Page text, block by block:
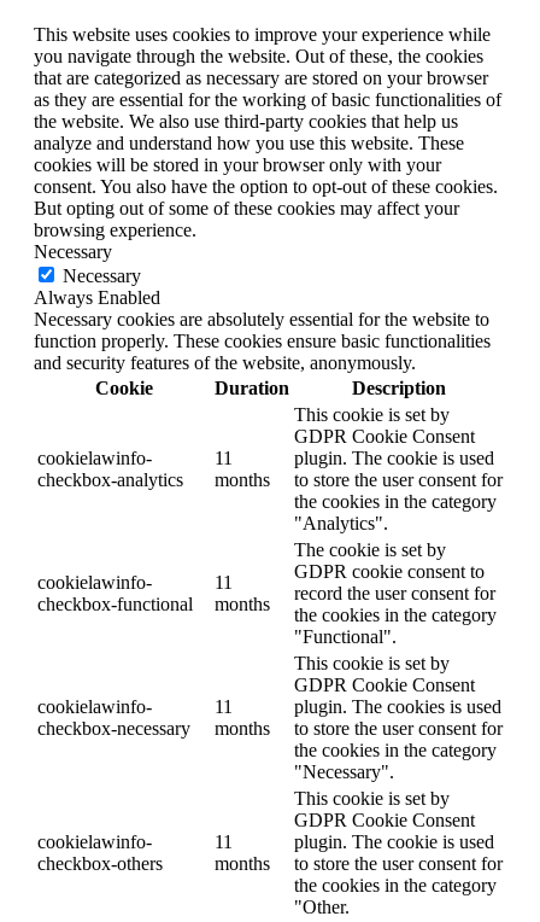
This website uses cookies to improve your experience while
you navigate through the website. Out of these, the cookies
that are categorized as necessary are stored on your browser
as they are essential for the working of basic functionalities of
the website. We also use third-party cookies that help us
analyze and understand how you use this website. These
cookies will be stored in your browser only with your
consent. You also have the option to opt-out of these cookies.
But opting out of some of these cookies may affect your
browsing experience.
Necessary
Necessary
Always Enabled
Necessary cookies are absolutely essential for the website to
function properly. These cookies ensure basic functionalities
and security features of the website, anonymously.
Cookie
Duration Description
cookielawinfo-
checkbox-analytics
11
months
This cookie is set by
GDPR Cookie Consent
plugin. The cookie is used
to store the user consent for
the cookies in the category
"Analytics".
cookielawinfo-
checkbox-functional
11
months
The cookie is set by
GDPR cookie consent to
record the user consent for
the cookies in the category
"Functional".
cookielawinfo-
checkbox-necessary
11
months
This cookie is set by
GDPR Cookie Consent
plugin. The cookies is used
to store the user consent for
the cookies in the category
"Necessary".
cookielawinfo-
checkbox-others
11
months
This cookie is set by
GDPR Cookie Consent
plugin. The cookie is used
to store the user consent for
the cookies in the category
"Other.